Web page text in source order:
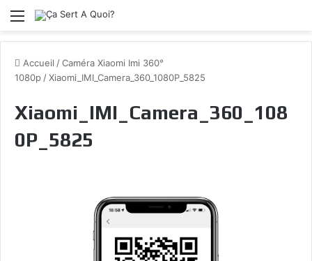
Menu
Accueil /Caméra Xiaomi Imi 360°
1080p /Xiaomi_IMI_Camera_360_1080P_5825
Xiaomi_IMI_Camera_360_108
0P_5825